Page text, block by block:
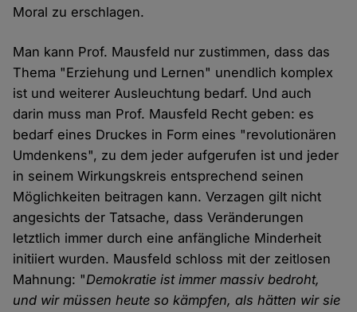
Moral zu erschlagen.
Man kann Prof. Mausfeld nur zustimmen, dass das
Thema "Erziehung und Lernen" unendlich komplex
ist und weiterer Ausleuchtung bedarf. Und auch
darin muss man Prof. Mausfeld Recht geben: es
bedarf eines Druckes in Form eines "revolutionären
Umdenkens", zu dem jeder aufgerufen ist und jeder
in seinem Wirkungskreis entsprechend seinen
Möglichkeiten beitragen kann. Verzagen gilt nicht
angesichts der Tatsache, dass Veränderungen
letztlich immer durch eine anfängliche Minderheit
initiiert wurden. Mausfeld schloss mit der zeitlosen
Mahnung: "Demokratie ist immer massiv bedroht,
und wir müssen heute so kämpfen, als hätten wir sie